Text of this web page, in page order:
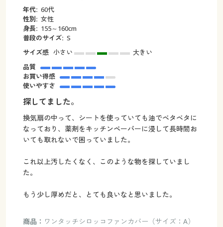
年代: 60代
性別: 女性
身長: 155～160cm
普段のサイズ: S
サイズ感 小さい
大きい
品質
お買い得感
使いやすさ
探してました。
換気扇の中って、シートを使っていても油でベタベタに
なっており、薬剤をキッチンペーパーに浸して長時間お
いても取れないで困っていました。
これ以上汚したくなく、このような物を探していまし
た。
もう少し厚めだと、とても良いなと思いました。
商品： ワンタッチシロッコファンカバー（サイズ：A）